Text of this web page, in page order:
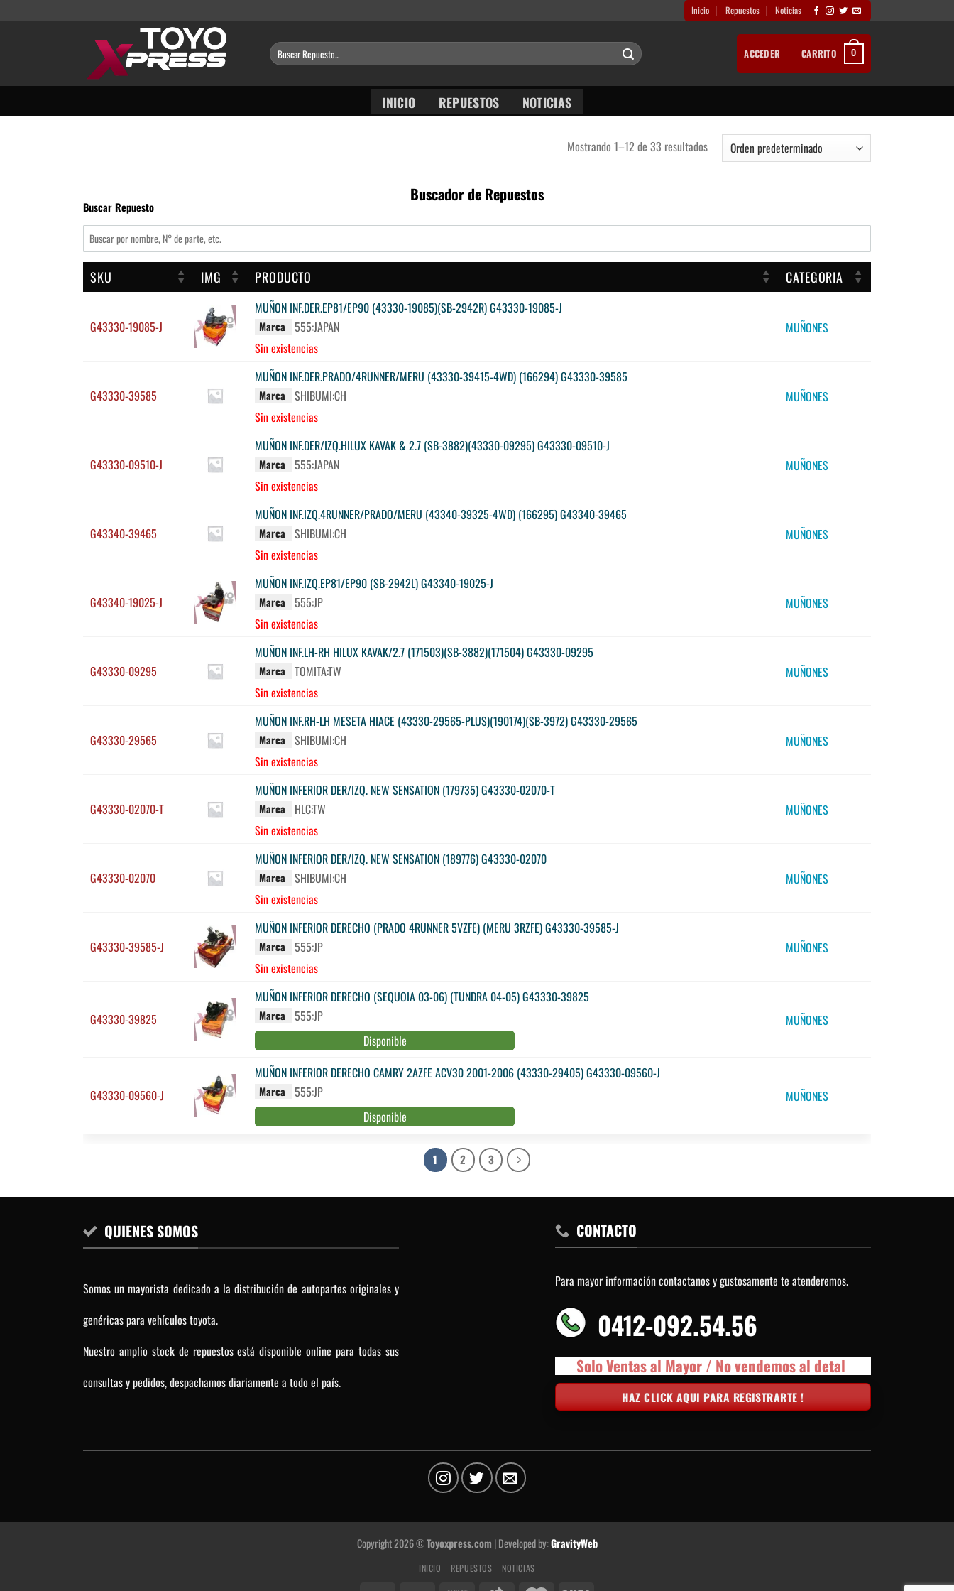
Inicio Repuestos Noticias
Buscar
por:
ACCEDER CARRITO 0
INICIO REPUESTOS NOTICIAS
Mostrando 1–12 de 33 resultados
Buscador de Repuestos
Buscar Repuesto
SKU IMG PRODUCTO CATEGORIA
G43330-19085-J
MUÑON INF.DER.EP81/EP90 (43330-19085)(SB-2942R) G43330-19085-J
Marca
555:JAPAN
Sin existencias
MUÑONES
G43330-39585
MUÑON INF.DER.PRADO/4RUNNER/MERU (43330-39415-4WD) (166294) G43330-39585
Marca
SHIBUMI:CH
Sin existencias
MUÑONES
G43330-09510-J
MUÑON INF.DER/IZQ.HILUX KAVAK & 2.7 (SB-3882)(43330-09295) G43330-09510-J
Marca
555:JAPAN
Sin existencias
MUÑONES
G43340-39465
MUÑON INF.IZQ.4RUNNER/PRADO/MERU (43340-39325-4WD) (166295) G43340-39465
Marca
SHIBUMI:CH
Sin existencias
MUÑONES
G43340-19025-J
MUÑON INF.IZQ.EP81/EP90 (SB-2942L) G43340-19025-J
Marca
555:JP
Sin existencias
MUÑONES
G43330-09295
MUÑON INF.LH-RH HILUX KAVAK/2.7 (171503)(SB-3882)(171504) G43330-09295
Marca
TOMITA:TW
Sin existencias
MUÑONES
G43330-29565
MUÑON INF.RH-LH MESETA HIACE (43330-29565-PLUS)(190174)(SB-3972) G43330-29565
Marca
SHIBUMI:CH
Sin existencias
MUÑONES
G43330-02070-T
MUÑON INFERIOR DER/IZQ. NEW SENSATION (179735) G43330-02070-T
Marca
HLC:TW
Sin existencias
MUÑONES
G43330-02070
MUÑON INFERIOR DER/IZQ. NEW SENSATION (189776) G43330-02070
Marca
SHIBUMI:CH
Sin existencias
MUÑONES
G43330-39585-J
MUÑON INFERIOR DERECHO (PRADO 4RUNNER 5VZFE) (MERU 3RZFE) G43330-39585-J
Marca
555:JP
Sin existencias
MUÑONES
G43330-39825
MUÑON INFERIOR DERECHO (SEQUOIA 03-06) (TUNDRA 04-05) G43330-39825
Marca
555:JP
Disponible
MUÑONES
G43330-09560-J
MUÑON INFERIOR DERECHO CAMRY 2AZFE ACV30 2001-2006 (43330-29405) G43330-09560-J
Marca
555:JP
Disponible
MUÑONES
1 2 3
QUIENES SOMOS
Somos un mayorista dedicado a la distribución de autopartes originales y
genéricas para vehículos toyota.
Nuestro amplio stock de repuestos está disponible online para todas sus
consultas y pedidos, despachamos diariamente a todo el país.
CONTACTO
Para mayor información contactanos y gustosamente te atenderemos.
0412-092.54.56
Solo Ventas al Mayor / No vendemos al detal
HAZ CLICK AQUI PARA REGISTRARTE !
Copyright 2026 ©Toyoxpress.com | Developed by:GravityWeb
INICIO REPUESTOS NOTICIAS